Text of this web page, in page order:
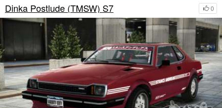
0
Dinka Postlude (TMSW) S7